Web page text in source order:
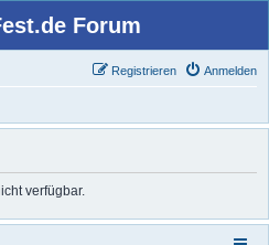
Forum
Anmelden
Registrieren
verfügbar.